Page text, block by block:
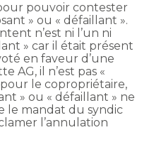
pouvoir contester
» ou « défaillant ».
n’est ni l’un ni
» car il était présent
en faveur d’une
AG, il n’est pas «
le copropriétaire,
» ou « défaillant » ne
le mandat du syndic
l’annulation